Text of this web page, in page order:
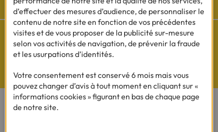
réseaux sociaux
Nos études exclusives
d’effectuer des mesures d’audience, de personnaliser le
contenu de notre site en fonction de vos précédentes
visites et de vous proposer de la publicité sur-mesure
selon vos activités de navigation, de prévenir la fraude
et les usurpations d’identités.
Votre consentement est conservé 6 mois mais vous
pouvez changer d’avis à tout moment en cliquant sur «
informations cookies » figurant en bas de chaque page
de notre site.